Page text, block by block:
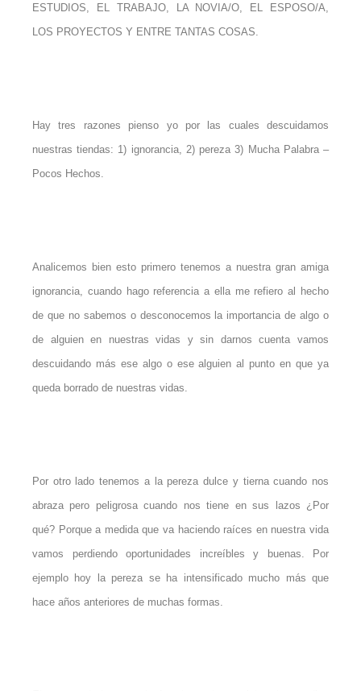
ESTUDIOS, EL TRABAJO, LA NOVIA/O, EL ESPOSO/A,
LOS PROYECTOS Y ENTRE TANTAS COSAS.
Hay tres razones pienso yo por las cuales descuidamos
nuestras tiendas: 1) ignorancia, 2) pereza 3) Mucha Palabra –
Pocos Hechos.
Analicemos bien esto primero tenemos a nuestra gran amiga
ignorancia, cuando hago referencia a ella me refiero al hecho
de que no sabemos o desconocemos la importancia de algo o
de alguien en nuestras vidas y sin darnos cuenta vamos
descuidando más ese algo o ese alguien al punto en que ya
queda borrado de nuestras vidas.
Por otro lado tenemos a la pereza dulce y tierna cuando nos
abraza pero peligrosa cuando nos tiene en sus lazos ¿Por
qué? Porque a medida que va haciendo raíces en nuestra vida
vamos perdiendo oportunidades increíbles y buenas. Por
ejemplo hoy la pereza se ha intensificado mucho más que
hace años anteriores de muchas formas.